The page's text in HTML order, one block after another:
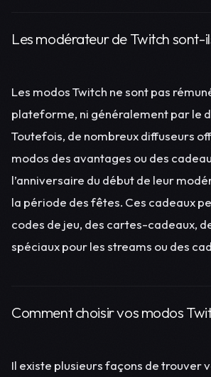
Les modérateur de Twitch sont-
Les modos Twitch ne sont pas
plateforme, ni généralement par le
Toutefois, de nombreux diffuseurs
modos des avantages ou des
l’anniversaire du début de leur
la période des fêtes. Ces cadeaux
codes de jeu, des cartes-cadeaux,
spéciaux pour les streams ou des
Comment choisir vos modos
Il existe plusieurs façons de trouver